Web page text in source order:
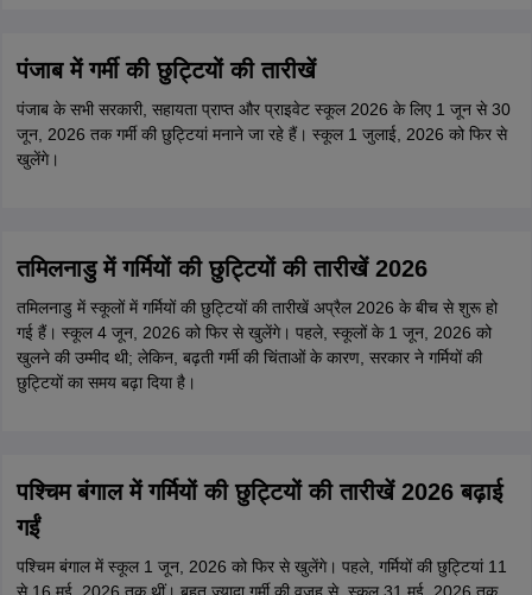
पंजाब में गर्मी की छुट्टियों की तारीखें
पंजाब के सभी सरकारी, सहायता प्राप्त और प्राइवेट स्कूल 2026 के लिए 1 जून से 30
जून, 2026 तक गर्मी की छुट्टियां मनाने जा रहे हैं। स्कूल 1 जुलाई, 2026 को फिर से
खुलेंगे।
तमिलनाडु में गर्मियों की छुट्टियों की तारीखें 2026
तमिलनाडु में स्कूलों में गर्मियों की छुट्टियों की तारीखें अप्रैल 2026 के बीच से शुरू हो
गई हैं। स्कूल 4 जून, 2026 को फिर से खुलेंगे। पहले, स्कूलों के 1 जून, 2026 को
खुलने की उम्मीद थी; लेकिन, बढ़ती गर्मी की चिंताओं के कारण, सरकार ने गर्मियों की
छुट्टियों का समय बढ़ा दिया है।
पश्चिम बंगाल में गर्मियों की छुट्टियों की तारीखें 2026 बढ़ाई
गईं
पश्चिम बंगाल में स्कूल 1 जून, 2026 को फिर से खुलेंगे। पहले, गर्मियों की छुट्टियां 11